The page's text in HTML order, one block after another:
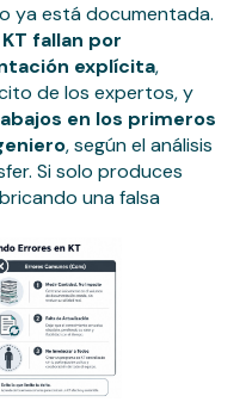
ya está documentada.
fallan por
explícita,
de los expertos, y
en los primeros
, según el análisis
Si solo produces
una falsa